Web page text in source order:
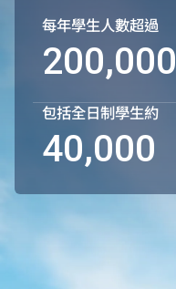
每年學生人數超過
200,000
包括全日制學生約
40,000